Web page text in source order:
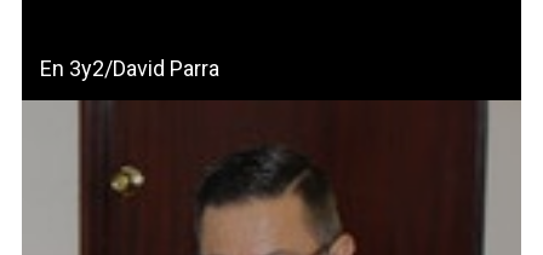
En 3y2/David Parra